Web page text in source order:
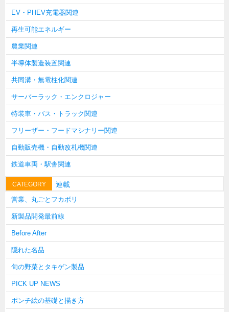
展示トラック
タキスポ
タキ旅レポ
タキネタ
韓国
上海
タイ
台湾
採用情報
インタビュー
入社１年目アンケート
入社式・創立記念式典
新年賀詞交歓会
メディア情報
EV・PHEV充電器関連
再生可能エネルギー
農業関連
半導体製造装置関連
共同溝・無電柱化関連
サーバーラック・エンクロジャー
特装車・バス・トラック関連
フリーザー・フードマシナリー関連
自動販売機・自動改札機関連
鉄道車両・駅舎関連
CATEGORY 連載
営業、丸ごとフカボリ
新製品開発最前線
Before After
隠れた名品
旬の野菜とタキゲン製品
PICK UP NEWS
ポンチ絵の基礎と描き方